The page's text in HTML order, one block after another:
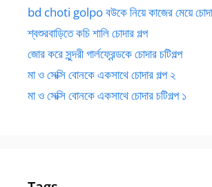
bd choti golpo বউকে নিয়ে কাজের মেয়ে
শ্বশুরবাড়িতে কচি শালি চোদার গল্প
জোর করে সুন্দরী গার্লফ্রেন্ডকে চোদার চটিগল্প
মা ও সেক্সি বোনকে একসাথে চোদার গল্প ২
মা ও সেক্সি বোনকে একসাথে চোদার চটিগল্প ১